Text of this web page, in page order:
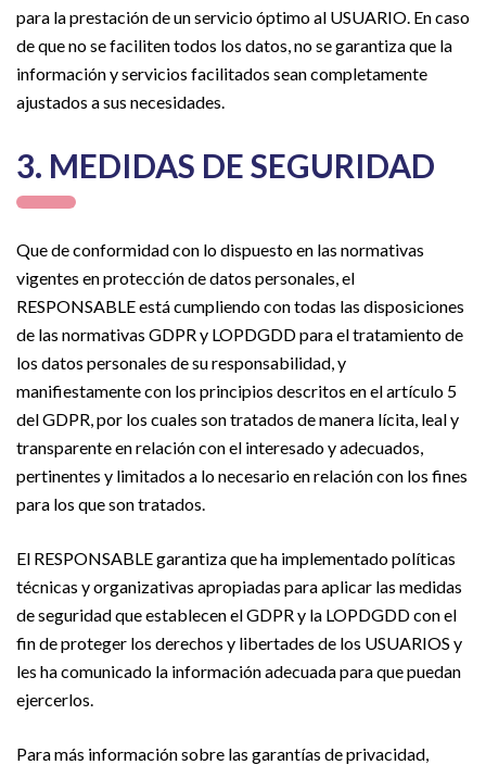
para la prestación de un servicio óptimo al USUARIO. En caso
de que no se faciliten todos los datos, no se garantiza que la
información y servicios facilitados sean completamente
ajustados a sus necesidades.
3. MEDIDAS DE SEGURIDAD
Que de conformidad con lo dispuesto en las normativas
vigentes en protección de datos personales, el
RESPONSABLE está cumpliendo con todas las disposiciones
de las normativas GDPR y LOPDGDD para el tratamiento de
los datos personales de su responsabilidad, y
manifiestamente con los principios descritos en el artículo 5
del GDPR, por los cuales son tratados de manera lícita, leal y
transparente en relación con el interesado y adecuados,
pertinentes y limitados a lo necesario en relación con los fines
para los que son tratados.
El RESPONSABLE garantiza que ha implementado políticas
técnicas y organizativas apropiadas para aplicar las medidas
de seguridad que establecen el GDPR y la LOPDGDD con el
fin de proteger los derechos y libertades de los USUARIOS y
les ha comunicado la información adecuada para que puedan
ejercerlos.
Para más información sobre las garantías de privacidad,